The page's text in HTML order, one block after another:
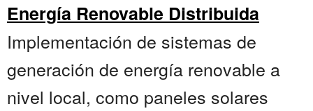
Energía Renovable Distribuida
Implementación de sistemas de
generación de energía renovable a
nivel local, como paneles solares